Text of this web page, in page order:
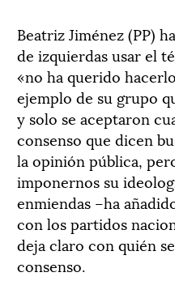
Beatriz Jiménez (PP)
de izquierdas usar el
«no ha querido
ejemplo de su grupo
y solo se aceptaron
consenso que dicen
la opinión pública,
imponernos su
enmiendas –ha
con los partidos
deja claro con quién
consenso.